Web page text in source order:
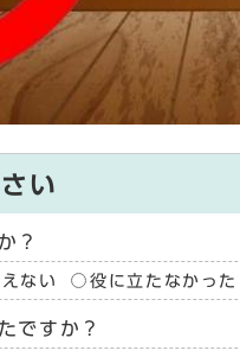
い
？
ない 役に立たなかった
ですか？